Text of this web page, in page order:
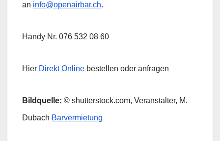
an info@openairbar.ch.
Handy Nr. 076 532 08 60
Hier Direkt Online bestellen oder anfragen
Bildquelle: © shutterstock.com, Veranstalter, M.
Dubach Barvermietung